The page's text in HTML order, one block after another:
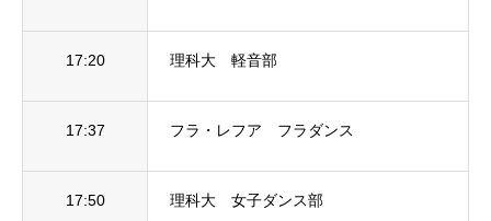
17:20 理科大 軽音部
17:37 フラ・レフア フラダンス
17:50 理科大 女子ダンス部